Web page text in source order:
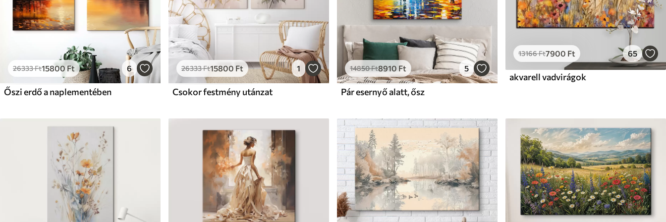
26333Ft15800 Ft 6
Őszi erdő a naplementében
26333Ft15800 Ft 1
Csokor festmény utánzat
14850Ft8910 Ft 5
Pár esernyő alatt, ősz
13166Ft7900 Ft 65
akvarell vadvirágok